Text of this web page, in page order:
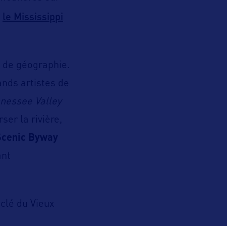
le Mississippi
géographie.
artistes de
Valley
la rivière,
Byway
du Vieux